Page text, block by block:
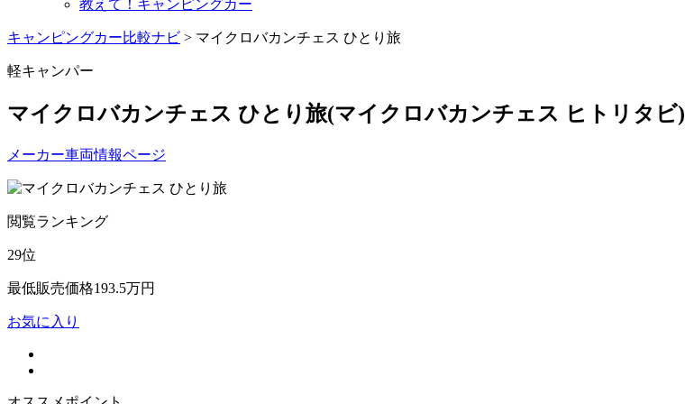
教えて！キャンピングカー
キャンピングカー比較ナビ > マイクロバカンチェス ひとり旅
軽キャンパー
マイクロバカンチェス ひとり旅(マイクロバカンチェス ヒトリタビ)
メーカー車両情報ページ
閲覧ランキング
29位
最低販売価格193.5万円
お気に入り